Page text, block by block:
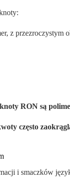
z przezroczystym
RON są
często
i smaczków